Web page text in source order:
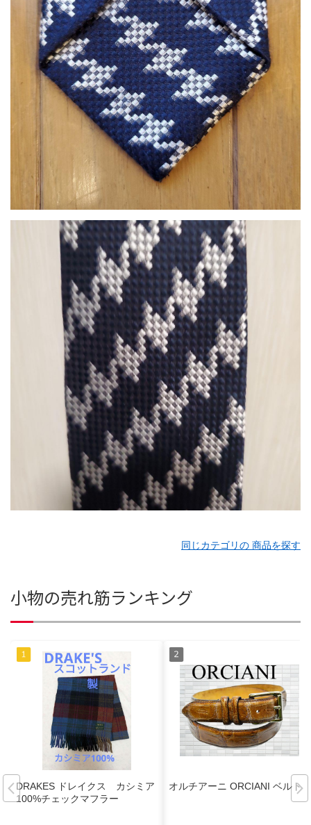
同じカテゴリの 商品を探す
小物の売れ筋ランキング
DRAKES ドレイクス カシミア
100%チェックマフラー
オルチアーニ ORCIANI ベルト